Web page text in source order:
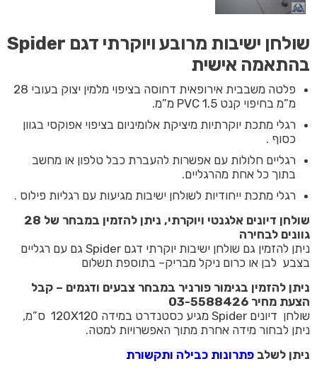
שולחן ישיבות מרובע ויוקרתי דגם Spider
בהתאמה אישית
פלטה משבבית אירופאית דחוסה בציפוי מלמין יצוק בעובי 28
מ”מ בחיפוי קנט PVC 1.5 מ”מ.
רגלי מתכת יוקרתיות מיציקת אלומיניום בציפוי אפוקסי בגוון
כסוף .
רגליים חלולות עם אפשרות להעברת כבל טלפון או מחשב
בתוך כל אחת מהרגליים.
רגלי מתכת ייחודיות לשולחן ישיבות מגיעות עם רגליות פילוס .
שולחן דיונים אלגנטי ויוקרתי, ניתן להזמין במבחר של 28
גוונים לבחירה
ניתן להזמין גם שולחן ישיבות יוקרתי דגם Spider גם עם רגליים
בצבע לבן או כרום ניקל מבריק– בתוספת תשלום
ניתן להזמין בגימור פורניר במבחר צבעים ודגמים – קבל
הצעת מחיר 03-5588426
שולחן דיונים Spider מגיע כסטנדרט במידה 120X120 ס”מ,
ניתן לבחור מידה אחרת מתוך האפשרויות למטה.
ניתן לשלב פתרונות כבילה ותקשורת